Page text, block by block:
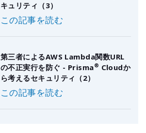
キュリティ（3）
この記事を読む
第三者によるAWS Lambda関数URL
の不正実行を防ぐ - Prisma® Cloudか
ら考えるセキュリティ（2）
この記事を読む